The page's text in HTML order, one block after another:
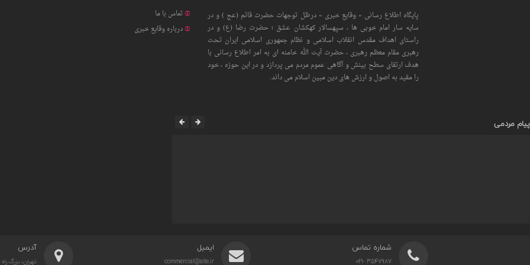
پایگاه اطلاع رسانی « وقایع خبری » درظل توجهات حضرت قائم (عج ) و در
سایه سار امام خوبی ها ، سپهسالار کهکشان عشق ؛ حضرت رضا (ع) و در
راستای اهداف مقدس انقلاب اسلامی و نظام جمهوری اسلامی ایران تحت
رهبری مقام معظم رهبری ، حضرت آیت الله خامنه ای به امر اطلاع رسانی با
هدف ارتقای سطح بینش و آگاهی عموم مردم می پردازد و در این حوزه ، خود
را مقید به اصول و ارزش های دین مبین اسلام می داند.
تماس با ما
درباره وقایع خبری
پیام مردمی
شماره تماس
3547987 -021
ایمیل
commercial@site.ir
آدرس
تهران، بزرگ